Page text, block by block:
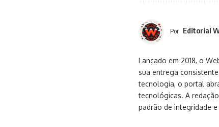
Por Editorial
Lançado em 2018, o
sua entrega
tecnologia, o portal
tecnológicas. A
padrão de integridade